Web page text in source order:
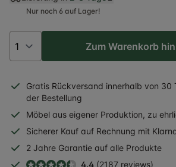
Nur noch 6 auf Lager!
Zum Warenkorb
Gratis Rückversand innerhalb von 30
der Bestellung
Möbel aus eigener Produktion, zu
Sicherer Kauf auf Rechnung mit
2 Jahre Garantie auf alle Produkte
4.4 (2187 reviews)